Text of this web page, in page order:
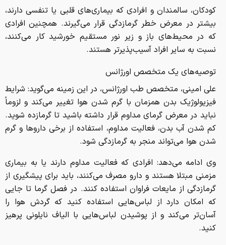
کودکان، سالمندان و افرادی که بیماری‌های قلبی یا تنفسی دارند،
بیشتر در معرض خطر گرمازدگی قرار می‌گیرند. همچنین افرادی
که در محیط‌های باز و زیر نور مستقیم خورشید کار می‌کنند،
نسبت به سایر افراد آسیب‌پذیرتر هستند.
توصیه‌های یک متخصص اورژانس
علی امینی، متخصص طب اورژانس، در این زمینه می‌گوید: شرایط
فیزیولوژیک بدن همزمان با گرم شدن هوا تغییر می‌کند و لزوماً
نباید در معرض گرمای مداوم قرار داشته باشید تا گرمازده شوید.
کم شدن آب بدن، فعالیت مداوم، استفاده از برخی داروها و گرم
شدن هوا می‌تواند منجر به گرمازدگی شود.
وی ادامه می‌دهد: افرادی که فعالیت مداوم دارند یا به بیماری
مزمنی مبتلا هستند و دارو مصرف می‌کنند، باید برای پیشگیری از
گرمازدگی از مایعات فراوان استفاده کنند. در فصل گرما تا جایی
که امکان دارد از لباس‌هایی استفاده کنید که گردش هوا را
آسان‌تر می‌کند و از پوشیدن لباس‌هایی با الیاف نایلونی پرهیز
کنید.